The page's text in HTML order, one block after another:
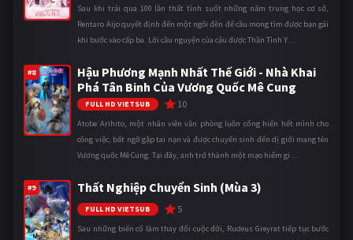
Sau khi trải qua 100 lần thất tình suốt những năm trung học cơ sở,
Rentaro Aijo quyết định đến một ngôi đền để cầu mong tìm được bạn gái
khi bước vào cấp ba. Lời cầu nguyện của cậu được Thần Tình Y ...
#8
Hậu Phương Mạnh Nhất Thế Giới - Nhà Khai
Phá Tân Binh Của Vương Quốc Mê Cung
FULL HD VIETSUB 10
Atobe Arihito, một nhân viên văn phòng luôn cống hiến hết mình cho
công việc, bất ngờ gặp tai nạn và được chuyển sinh đến dị giới mang tên
Vương quốc Mê Cung. Tại đây, anh trở thành một mạo hiểm gi ...
#9 Thất Nghiệp Chuyển Sinh (Mùa 3)
FULL HD VIETSUB 5
Sau những biến cố làm thay đổi cuộc đời, Rudeus Greyrat tiếp tục bước